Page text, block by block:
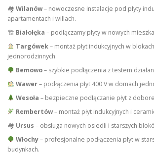
🏘 Wilanów– nowoczesne instalacje pod płyty
apartamentach i willach.
🏗 Białołęka – podłączamy płyty w nowych
Targówek– montaż płyt indukcyjnych w
jednorodzinnych.
Bemowo– szybkie podłączenia z testem
Wawer– podłączenia płyt 400 V w domach
Wesoła – bezpieczne podłączanie płyt z
Rembertów– montaż płyt indukcyjnych i
🏘 Ursus – obsługa nowych osiedli i starszych
Włochy– profesjonalne podłączenia płyt w
budynkach.